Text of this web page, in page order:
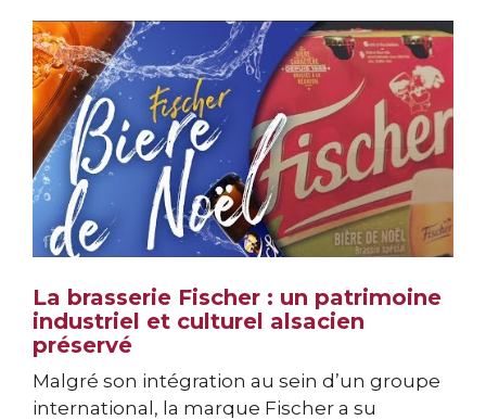
La brasserie Fischer : un patrimoine
industriel et culturel alsacien
préservé
Malgré son intégration au sein d’un groupe
international, la marque Fischer a su